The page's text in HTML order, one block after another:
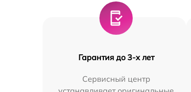
Гарантия до 3-х лет
Сервисный центр